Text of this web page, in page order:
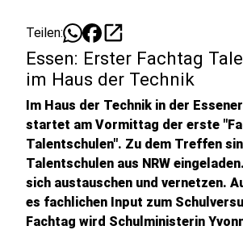
Teilen: open_in_new
Essen: Erster Fachtag
im Haus der Technik
Im Haus der Technik in der
startet am Vormittag der erste
Talentschulen". Zu dem Treffen
Talentschulen aus NRW
sich austauschen und vernetzen.
es fachlichen Input zum
Fachtag wird Schulministerin